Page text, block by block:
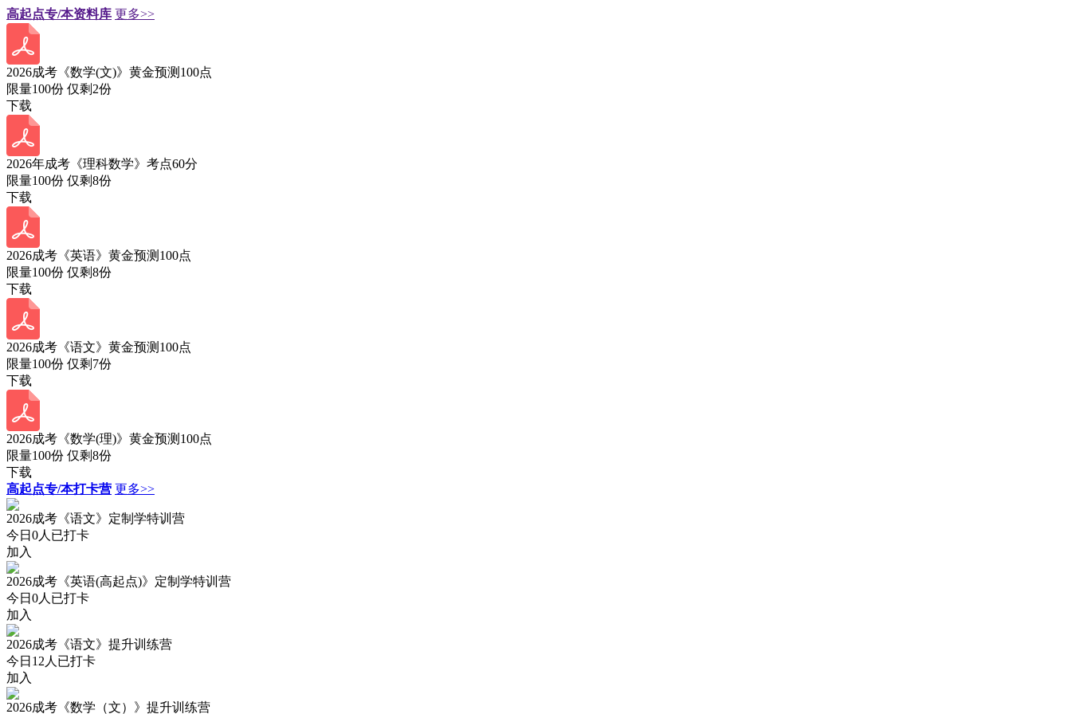
高起点专/本资料库 更多>>
2026成考《数学(文)》黄金预测100点
限量100份 仅剩 2份
下载
2026年成考《理科数学》考点60分
限量100份 仅剩8份
下载
2026成考《英语》黄金预测100点
限量100份 仅剩8份
下载
2026成考《语文》黄金预测100点
限量100份 仅剩 7份
下载
2026成考《数学(理)》黄金预测100点
限量100份 仅剩8份
下载
高起点专/本打卡营 更多>>
2026成考《语文》定制学特训营
今日 0人已打卡
加入
2026成考《英语(高起点)》定制学特训营
今日 0人已打卡
加入
2026成考《语文》提升训练营
今日 12 人已打卡
加入
2026成考《数学（文）》提升训练营